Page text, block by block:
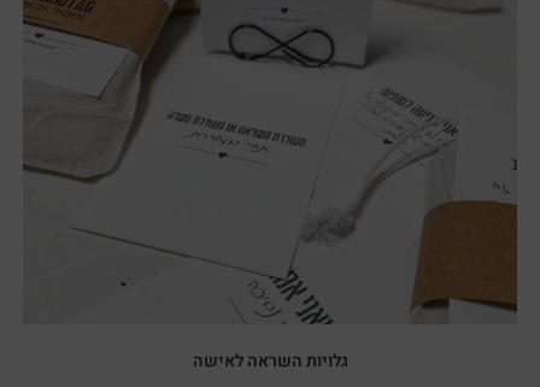
גלויות השראה לאישה